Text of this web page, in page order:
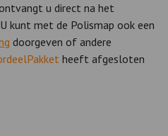
u direct na het
kunt met de Polismap ook een
doorgeven of andere
heeft afgesloten